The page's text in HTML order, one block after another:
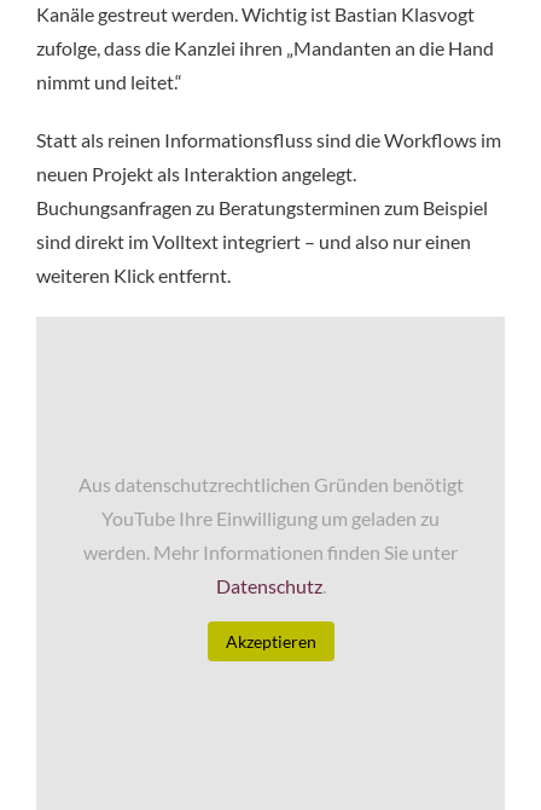
Kanäle gestreut werden. Wichtig ist Bastian Klasvogt
zufolge, dass die Kanzlei ihren „Mandanten an die Hand
nimmt und leitet.“
Statt als reinen Informationsfluss sind die Workflows im
neuen Projekt als Interaktion angelegt.
Buchungsanfragen zu Beratungsterminen zum Beispiel
sind direkt im Volltext integriert – und also nur einen
weiteren Klick entfernt.
Aus datenschutzrechtlichen Gründen benötigt
YouTube Ihre Einwilligung um geladen zu
werden. Mehr Informationen finden Sie unter
Datenschutz.
Akzeptieren